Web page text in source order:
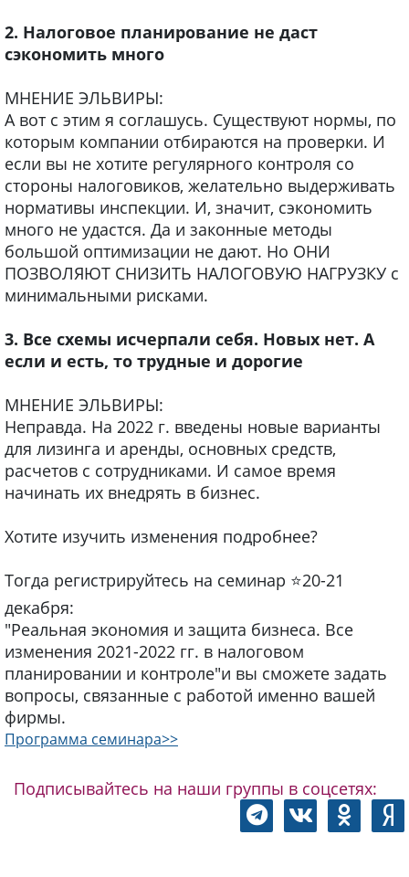
2. Налоговое планирование не даст
сэкономить много
МНЕНИЕ ЭЛЬВИРЫ:
А вот с этим я соглашусь. Существуют нормы, по
которым компании отбираются на проверки. И
если вы не хотите регулярного контроля со
стороны налоговиков, желательно выдерживать
нормативы инспекции. И, значит, сэкономить
много не удастся. Да и законные методы
большой оптимизации не дают. Но ОНИ
ПОЗВОЛЯЮТ СНИЗИТЬ НАЛОГОВУЮ НАГРУЗКУ с
минимальными рисками.
3. Все схемы исчерпали себя. Новых нет. А
если и есть, то трудные и дорогие
МНЕНИЕ ЭЛЬВИРЫ:
Неправда. На 2022 г. введены новые варианты
для лизинга и аренды, основных средств,
расчетов с сотрудниками. И самое время
начинать их внедрять в бизнес.
Хотите изучить изменения подробнее?
Тогда регистрируйтесь на семинар ⭐️20-21
декабря:
"Реальная экономия и защита бизнеса. Все
изменения 2021-2022 гг. в налоговом
планировании и контроле"и вы сможете задать
вопросы, связанные с работой именно вашей
фирмы.
Программа семинара>>
Подписывайтесь на наши группы в соцсетях: